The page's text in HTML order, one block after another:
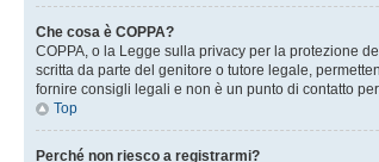
Che cosa è COPPA?
COPPA, o la Legge sulla privacy per la protezione
scritta da parte del genitore o tutore legale,
fornire consigli legali e non è un punto di contatto
Top
Perché non riesco a registrarmi?